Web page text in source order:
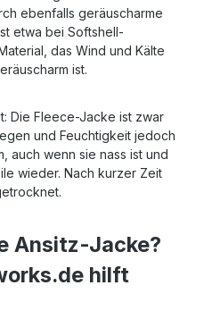
ebenfalls geräuscharme
etwa bei Softshell-
das Wind und Kälte
ist.
Die Fleece-Jacke ist zwar
und Feuchtigkeit jedoch
auch wenn sie nass ist und
wieder. Nach kurzer Zeit
Ansitz-Jacke?
hilft